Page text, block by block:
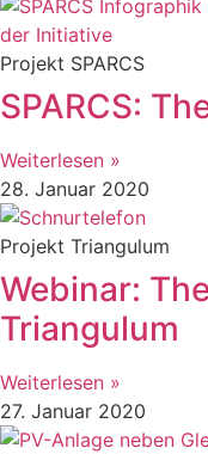
Projekt SPARCS
SPARCS:
Weiterlesen »
28. Januar 2020
Projekt Triangulum
Webinar:
Triangulum
Weiterlesen »
27. Januar 2020